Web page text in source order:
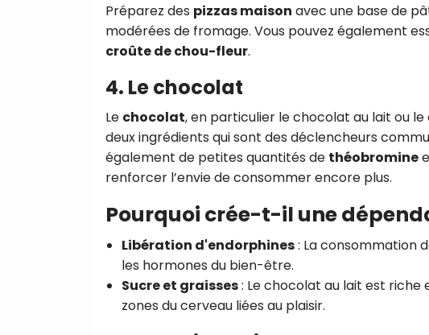
Préparez des pizzas maison avec une base de
modérées de fromage. Vous pouvez également
croûte de chou-fleur.
4. Le chocolat
Le chocolat, en particulier le chocolat au lait ou
deux ingrédients qui sont des déclencheurs
également de petites quantités de théobromine
renforcer l’envie de consommer encore plus.
Pourquoi crée-t-il une
Libération d'endorphines: La consommation
les hormones du bien-être.
Sucre et graisses: Le chocolat au lait est riche
zones du cerveau liées au plaisir.